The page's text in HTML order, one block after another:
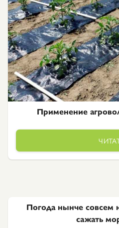
Применение
Погода нынче совсем
сажать